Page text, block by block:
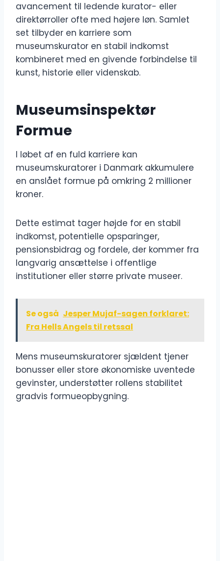
avancement til ledende kurator- eller
direktørroller ofte med højere løn. Samlet
set tilbyder en karriere som
museumskurator en stabil indkomst
kombineret med en givende forbindelse til
kunst, historie eller videnskab.
Museumsinspektør
Formue
I løbet af en fuld karriere kan
museumskuratorer i Danmark akkumulere
en anslået formue på omkring 2 millioner
kroner.
Dette estimat tager højde for en stabil
indkomst, potentielle opsparinger,
pensionsbidrag og fordele, der kommer fra
langvarig ansættelse i offentlige
institutioner eller større private museer.
Se også Jesper Mujaf-sagen forklaret:
Fra Hells Angels til retssal
Mens museumskuratorer sjældent tjener
bonusser eller store økonomiske uventede
gevinster, understøtter rollens stabilitet
gradvis formueopbygning.